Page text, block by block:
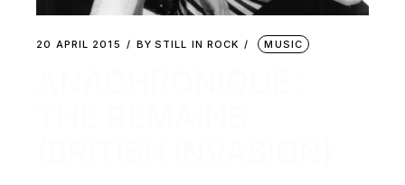
20 APRIL 2015 BY STILL IN ROCK MUSIC